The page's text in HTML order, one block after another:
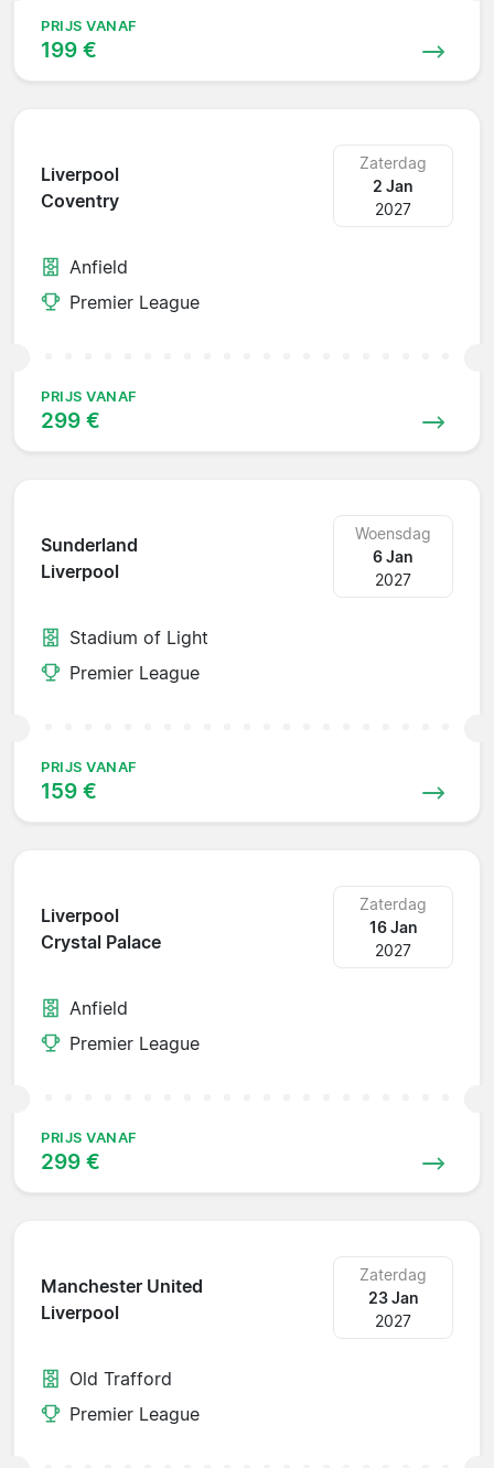
PRIJS VANAF
199 €
Liverpool
Coventry
Zaterdag
2 Jan
2027
Anfield
Premier League
PRIJS VANAF
299 €
Sunderland
Liverpool
Woensdag
6 Jan
2027
Stadium of Light
Premier League
PRIJS VANAF
159 €
Liverpool
Crystal Palace
Zaterdag
16 Jan
2027
Anfield
Premier League
PRIJS VANAF
299 €
Manchester United
Liverpool
Zaterdag
23 Jan
2027
Old Trafford
Premier League